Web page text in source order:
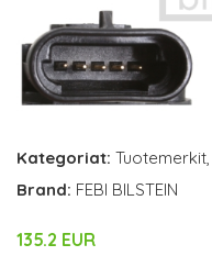
Kategoriat: Tuotemerkit,
Brand: FEBI BILSTEIN
135.2 EUR